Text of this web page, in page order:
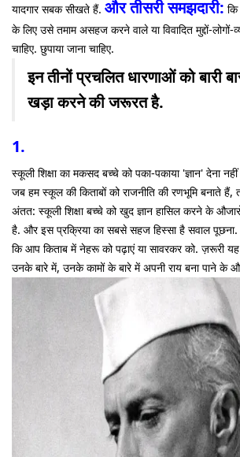
यादगार सबक सीखते हैं. और तीसरी समझदारी:
के लिए उसे तमाम असहज करने वाले या विवादित मुद्दों-लोगों-
चाहिए. छुपाया जाना चाहिए.
इन तीनों प्रचलित धारणाओं को बारी
खड़ा करने की जरूरत है.
1.
स्कूली शिक्षा का मकसद बच्चे को पका-पकाया 'ज्ञान' देना नहीं
जब हम स्कूल की किताबों को राजनीति की रणभूमि बनाते हैं,
अंतत: स्कूली शिक्षा बच्चे को खुद ज्ञान हासिल करने के
है. और इस प्रक्रिया का सबसे सहज हिस्सा है सवाल
कि आप किताब में नेहरू को पढ़ाएं या सावरकर को. ज़रूरी यह
उनके बारे में, उनके कामों के बारे में अपनी राय बना पाने के